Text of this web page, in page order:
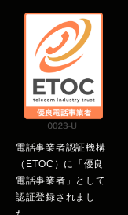
電話事業者認証機構
（ETOC）に「優良
電話事業者」として
認証登録されまし